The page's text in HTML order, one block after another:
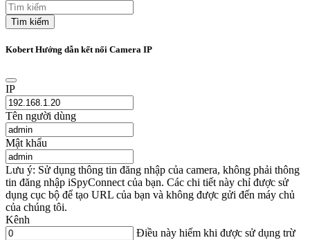
Tìm kiếm
Kobert Hướng dẫn kết nối Camera IP
IP
Tên người dùng
Mật khẩu
Lưu ý: Sử dụng thông tin đăng nhập của camera, không phải thông
tin đăng nhập iSpyConnect của bạn. Các chi tiết này chỉ được sử
dụng cục bộ để tạo URL của bạn và không được gửi đến máy chủ
của chúng tôi.
Kênh
Điều này hiếm khi được sử dụng trừ